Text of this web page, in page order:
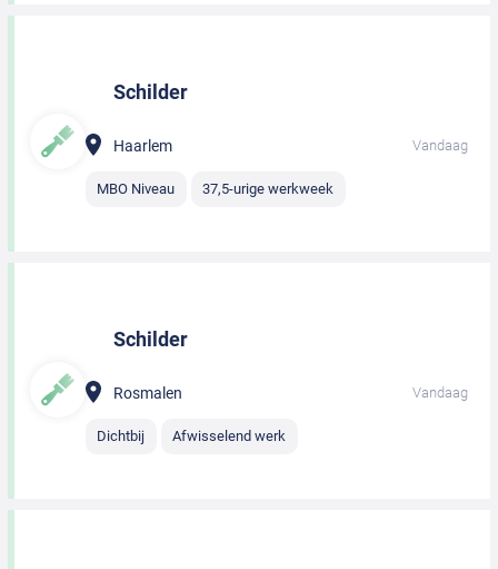
Schilder
Haarlem Vandaag
MBO Niveau 37,5-urige werkweek
Schilder
Rosmalen Vandaag
Dichtbij Afwisselend werk